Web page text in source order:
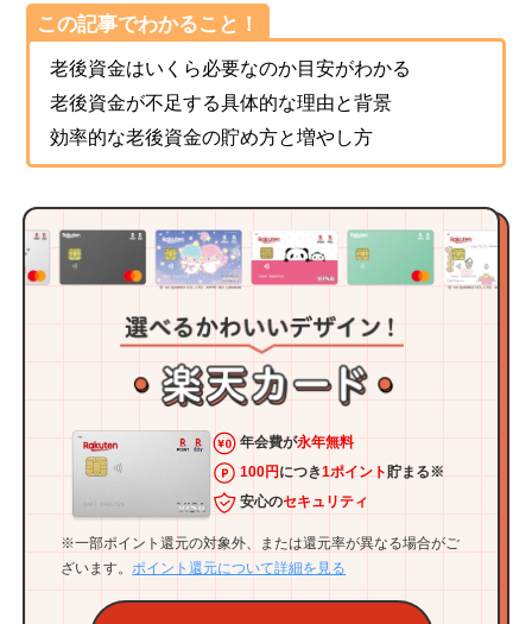
この記事でわかること！
老後資金はいくら必要なのか目安がわかる
老後資金が不足する具体的な理由と背景
効率的な老後資金の貯め方と増やし方
年会費が永年無料
100円 につき1ポイント貯まる※
安心のセキュリティ
※一部ポイント還元の対象外、または還元率が異なる場合がご
ざいます。ポイント還元について詳細を見る